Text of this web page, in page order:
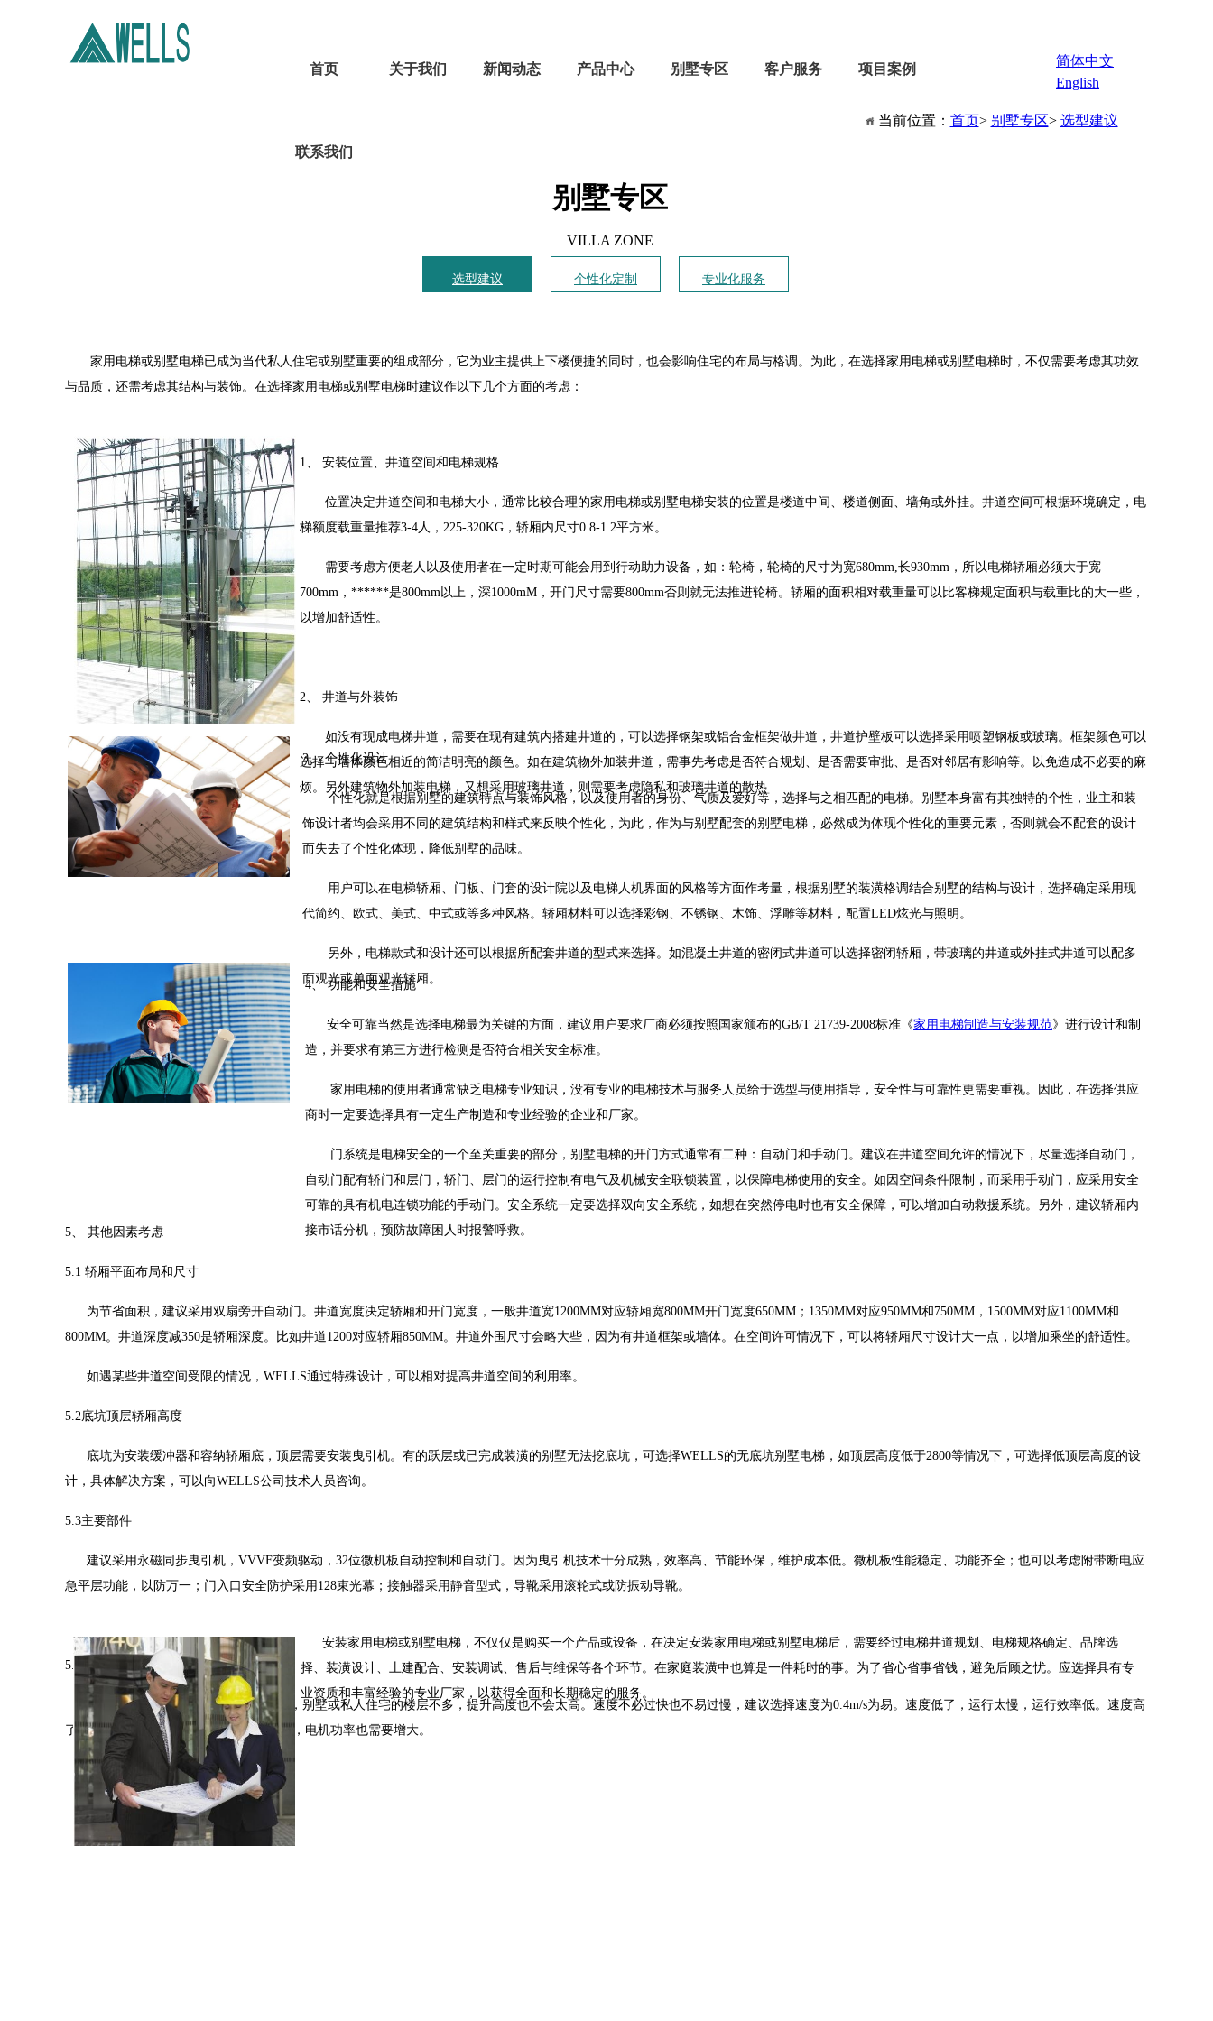
首页 关于我们 新闻动态 产品中心 别墅专区 客户服务 项目案例
联系我们
简体中文
English
当前位置： 首页> 别墅专区> 选型建议
别墅专区
VILLA ZONE
5、 其他因素考虑
5.1 轿厢平面布局和尺寸
为节省面积，建议采用双扇旁开自动门。井道宽度决定轿厢和开门宽度，一般井道宽1200MM对应轿厢宽800MM开门宽度650MM；1350MM对应950MM和750MM，1500MM对应1100MM和
800MM。井道深度减350是轿厢深度。比如井道1200对应轿厢850MM。井道外围尺寸会略大些，因为有井道框架或墙体。在空间许可情况下，可以将轿厢尺寸设计大一点，以增加乘坐的舒适性。
如遇某些井道空间受限的情况，WELLS通过特殊设计，可以相对提高井道空间的利用率。
5.2底坑顶层轿厢高度
底坑为安装缓冲器和容纳轿厢底，顶层需要安装曳引机。有的跃层或已完成装潢的别墅无法挖底坑，可选择WELLS的无底坑别墅电梯，如顶层高度低于2800等情况下，可选择低顶层高度的设
计，具体解决方案，可以向WELLS公司技术人员咨询。
5.3主要部件
建议采用永磁同步曳引机，VVVF变频驱动，32位微机板自动控制和自动门。因为曳引机技术十分成熟，效率高、节能环保，维护成本低。微机板性能稳定、功能齐全；也可以考虑附带断电应
急平层功能，以防万一；门入口安全防护采用128束光幕；接触器采用静音型式，导靴采用滚轮式或防振动导靴。
5.4速度
别墅电梯的运行速度通常0.25~0.4m/s，别墅或私人住宅的楼层不多，提升高度也不会太高。速度不必过快也不易过慢，建议选择速度为0.4m/s为易。速度低了，运行太慢，运行效率低。速度高
了，顶层高度和底坑高度的需要相应提高，电机功率也需要增大。
选型建议 个性化定制 专业化服务
家用电梯或别墅电梯已成为当代私人住宅或别墅重要的组成部分，它为业主提供上下楼便捷的同时，也会影响住宅的布局与格调。为此，在选择家用电梯或别墅电梯时，不仅需要考虑其功效
与品质，还需考虑其结构与装饰。在选择家用电梯或别墅电梯时建议作以下几个方面的考虑：
1、 安装位置、井道空间和电梯规格
位置决定井道空间和电梯大小，通常比较合理的家用电梯或别墅电梯安装的位置是楼道中间、楼道侧面、墙角或外挂。井道空间可根据环境确定，电
梯额度载重量推荐3-4人，225-320KG，轿厢内尺寸0.8-1.2平方米。
需要考虑方便老人以及使用者在一定时期可能会用到行动助力设备，如：轮椅，轮椅的尺寸为宽680mm,长930mm，所以电梯轿厢必须大于宽
700mm，******是800mm以上，深1000mM，开门尺寸需要800mm否则就无法推进轮椅。轿厢的面积相对载重量可以比客梯规定面积与载重比的大一些，
以增加舒适性。
2、 井道与外装饰
如没有现成电梯井道，需要在现有建筑内搭建井道的，可以选择钢架或铝合金框架做井道，井道护壁板可以选择采用喷塑钢板或玻璃。框架颜色可以
选择与墙体颜色相近的简洁明亮的颜色。如在建筑物外加装井道，需事先考虑是否符合规划、是否需要审批、是否对邻居有影响等。以免造成不必要的麻
烦。另外建筑物外加装电梯，又想采用玻璃井道，则需要考虑隐私和玻璃井道的散热
3、个性化设计
个性化就是根据别墅的建筑特点与装饰风格，以及使用者的身份、气质及爱好等，选择与之相匹配的电梯。别墅本身富有其独特的个性，业主和装
饰设计者均会采用不同的建筑结构和样式来反映个性化，为此，作为与别墅配套的别墅电梯，必然成为体现个性化的重要元素，否则就会不配套的设计
而失去了个性化体现，降低别墅的品味。
用户可以在电梯轿厢、门板、门套的设计院以及电梯人机界面的风格等方面作考量，根据别墅的装潢格调结合别墅的结构与设计，选择确定采用现
代简约、欧式、美式、中式或等多种风格。轿厢材料可以选择彩钢、不锈钢、木饰、浮雕等材料，配置LED炫光与照明。
另外，电梯款式和设计还可以根据所配套井道的型式来选择。如混凝土井道的密闭式井道可以选择密闭轿厢，带玻璃的井道或外挂式井道可以配多
面观光或单面观光轿厢。
4、功能和安全措施
安全可靠当然是选择电梯最为关键的方面，建议用户要求厂商必须按照国家颁布的GB/T 21739-2008标准《家用电梯制造与安装规范》进行设计和制
造，并要求有第三方进行检测是否符合相关安全标准。
家用电梯的使用者通常缺乏电梯专业知识，没有专业的电梯技术与服务人员给于选型与使用指导，安全性与可靠性更需要重视。因此，在选择供应
商时一定要选择具有一定生产制造和专业经验的企业和厂家。
门系统是电梯安全的一个至关重要的部分，别墅电梯的开门方式通常有二种：自动门和手动门。建议在井道空间允许的情况下，尽量选择自动门，
自动门配有轿门和层门，轿门、层门的运行控制有电气及机械安全联锁装置，以保障电梯使用的安全。如因空间条件限制，而采用手动门，应采用安全
可靠的具有机电连锁功能的手动门。安全系统一定要选择双向安全系统，如想在突然停电时也有安全保障，可以增加自动救援系统。另外，建议轿厢内
接市话分机，预防故障困人时报警呼救。
安装家用电梯或别墅电梯，不仅仅是购买一个产品或设备，在决定安装家用电梯或别墅电梯后，需要经过电梯井道规划、电梯规格确定、品牌选
择、装潢设计、土建配合、安装调试、售后与维保等各个环节。在家庭装潢中也算是一件耗时的事。为了省心省事省钱，避免后顾之忧。应选择具有专
业资质和丰富经验的专业厂家，以获得全面和长期稳定的服务。